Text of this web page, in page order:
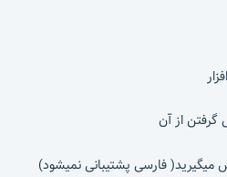
از آن
فارسی پشتیبانی نمیشود)